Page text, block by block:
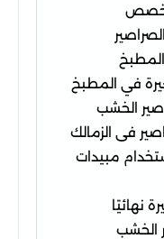
في المطبخ
الخشب
فى الزمالك
مبيدات
نهائيًا
الخشب